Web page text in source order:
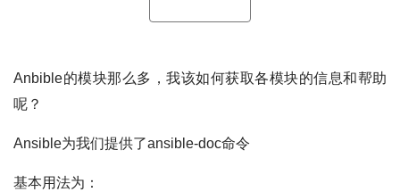
Anbible的模块那么多，我该如何获取各模块的信息和帮助
呢？
Ansible为我们提供了ansible-doc命令
基本用法为：